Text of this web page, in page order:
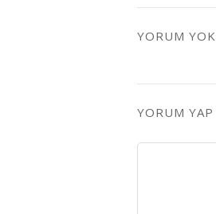
YORUM YOK
YORUM YAP